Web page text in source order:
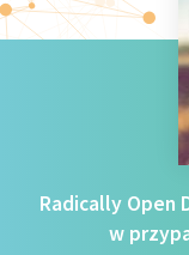
Radically Open
w